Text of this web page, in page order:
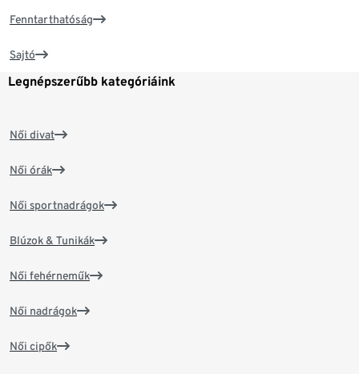
Fenntarthatóság
Sajtó
Legnépszerűbb kategóriáink
Női divat
Női órák
Női sportnadrágok
Blúzok & Tunikák
Női fehérneműk
Női nadrágok
Női cipők